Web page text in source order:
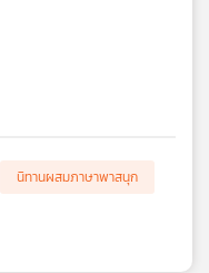
นิทานผสมภาษาพาสนุก